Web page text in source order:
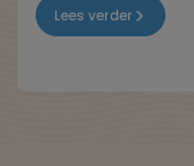
door Ethiopië maakte.
dat het zo groen was
Lees verder